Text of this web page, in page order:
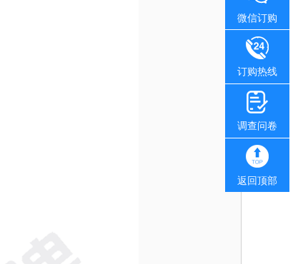
微信订购
订购热线
调查问卷
返回顶部